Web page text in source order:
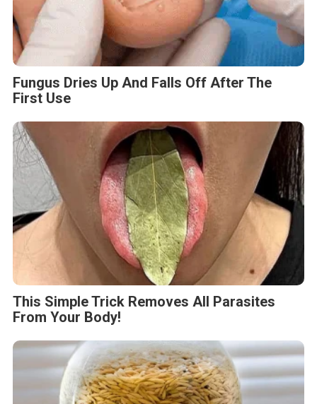
Fungus Dries Up And Falls Off After The
First Use
This Simple Trick Removes All Parasites
From Your Body!